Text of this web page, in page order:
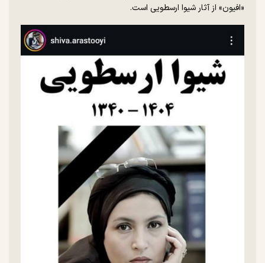
«افیون» از آثار شیوا ارسطویی است.